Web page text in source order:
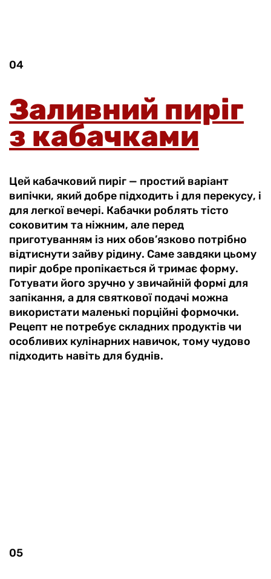
04
Заливний пиріг
з кабачками
Цей кабачковий пиріг — простий варіант
випічки, який добре підходить і для перекусу, і
для легкої вечері. Кабачки роблять тісто
соковитим та ніжним, але перед
приготуванням із них обов’язково потрібно
відтиснути зайву рідину. Саме завдяки цьому
пиріг добре пропікається й тримає форму.
Готувати його зручно у звичайній формі для
запікання, а для святкової подачі можна
використати маленькі порційні формочки.
Рецепт не потребує складних продуктів чи
особливих кулінарних навичок, тому чудово
підходить навіть для буднів.
05